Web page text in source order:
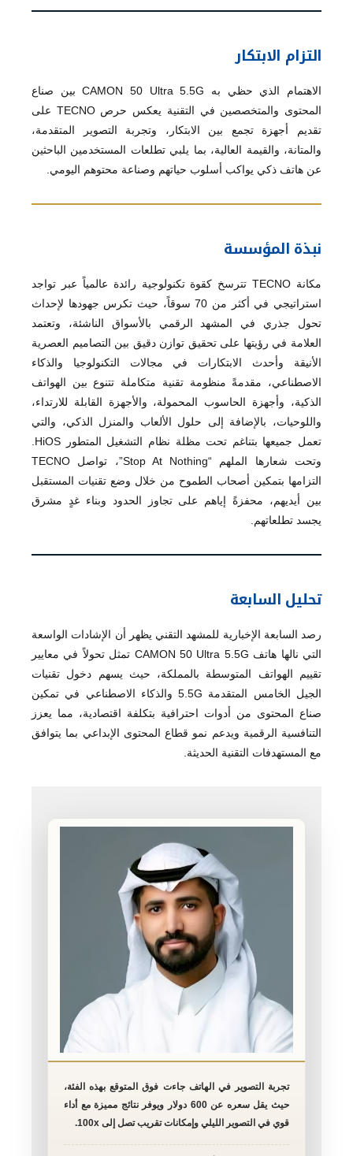
التزام الابتكار
الاهتمام الذي حظي به CAMON 50 Ultra 5.5G بين صناع
المحتوى والمتخصصين في التقنية يعكس حرص TECNO على
تقديم أجهزة تجمع بين الابتكار، وتجربة التصوير المتقدمة،
والمتانة، والقيمة العالية، بما يلبي تطلعات المستخدمين الباحثين
عن هاتف ذكي يواكب أسلوب حياتهم وصناعة محتوهم اليومي.
نبذة المؤسسة
مكانة TECNO تترسخ كقوة تكنولوجية رائدة عالمياً عبر تواجد
استراتيجي في أكثر من 70 سوقاً، حيث تكرس جهودها لإحداث
تحول جذري في المشهد الرقمي بالأسواق الناشئة، وتعتمد
العلامة في رؤيتها على تحقيق توازن دقيق بين التصاميم العصرية
الأنيقة وأحدث الابتكارات في مجالات التكنولوجيا والذكاء
الاصطناعي، مقدمةً منظومة تقنية متكاملة تتنوع بين الهواتف
الذكية، وأجهزة الحاسوب المحمولة، والأجهزة القابلة للارتداء،
واللوحيات، بالإضافة إلى حلول الألعاب والمنزل الذكي، والتي
وتحت شعارها الملهم “Stop At Nothing”، تواصل TECNO
التزامها بتمكين أصحاب الطموح من خلال وضع تقنيات المستقبل
بين أيديهم، محفزةً إياهم على تجاوز الحدود وبناء غدٍ مشرق
يجسد تطلعاتهم.
تحليل السابعة
رصد السابعة الإخبارية للمشهد التقني يظهر أن الإشادات الواسعة
التي نالها هاتف CAMON 50 Ultra 5.5G تمثل تحولاً في معايير
تقييم الهواتف المتوسطة بالمملكة، حيث يسهم دخول تقنيات
الجيل الخامس المتقدمة 5.5G والذكاء الاصطناعي في تمكين
صناع المحتوى من أدوات احترافية بتكلفة اقتصادية، مما يعزز
التنافسية الرقمية ويدعم نمو قطاع المحتوى الإبداعي بما يتوافق
مع المستهدفات التقنية الحديثة.
تجربة التصوير في الهاتف جاءت فوق المتوقع بهذه الفئة،
حيث يقل سعره عن 600 دولار ويوفر نتائج مميزة مع أداء
قوي في التصوير الليلي وإمكانات تقريب تصل إلى 100x.